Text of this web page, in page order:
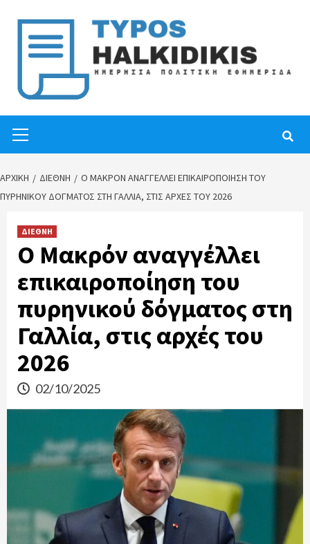
content
Menu
ΑΡΧΙΚΉ ΔΙΕΘΝΗ
Ο ΜΑΚΡΌΝ ΑΝΑΓΓΈΛΛΕΙ ΕΠΙΚΑΙΡΟΠΟΊΗΣΗ ΤΟΥ
ΠΥΡΗΝΙΚΟΎ ΔΌΓΜΑΤΟΣ ΣΤΗ ΓΑΛΛΊΑ, ΣΤΙΣ ΑΡΧΈΣ ΤΟΥ 2026
ΔΙΕΘΝΗ
Ο Μακρόν αναγγέλλει
επικαιροποίηση του
πυρηνικού δόγματος στη
Γαλλία, στις αρχές του
2026
02/10/2025